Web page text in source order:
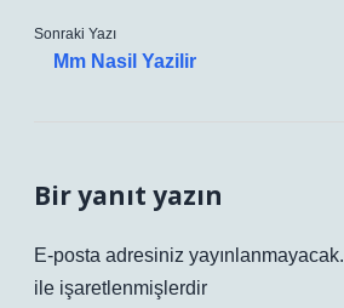
Sonraki Yazı
Mm Nasil Yazilir
Bir yanıt yazın
E-posta adresiniz yayınlanmayacak.
ile işaretlenmişlerdir